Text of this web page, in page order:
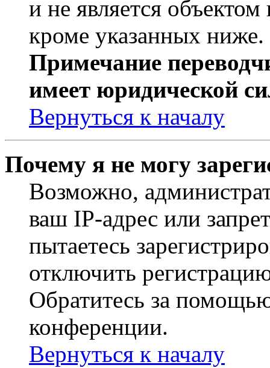
и не является
кроме указанных ниже.
Примечание
имеет юридической
Вернуться к началу
Почему я не могу
Возможно,
ваш IP-адрес или
пытаетесь
отключить
Обратитесь за
конференции.
Вернуться к началу